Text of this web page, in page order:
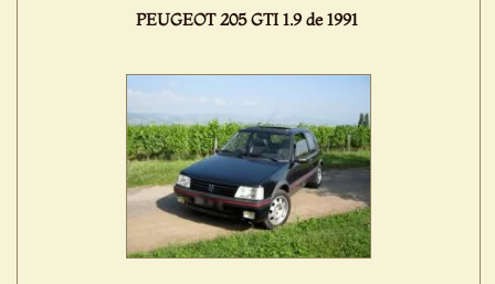
PEUGEOT 205 GTI 1.9 de 1991